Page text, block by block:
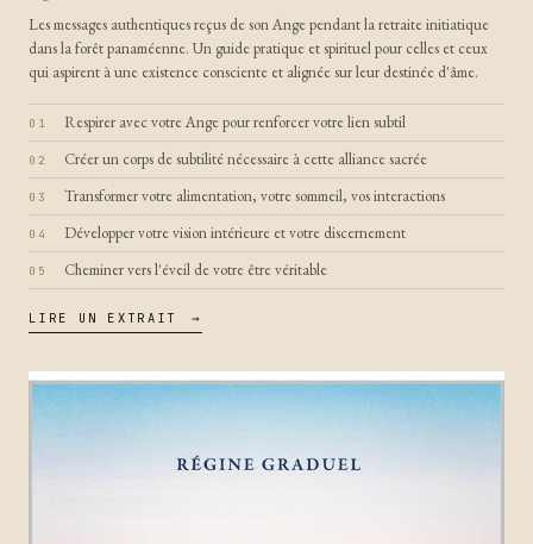
Les messages authentiques reçus de son Ange pendant la retraite initiatique
dans la forêt panaméenne. Un guide pratique et spirituel pour celles et ceux
qui aspirent à une existence consciente et alignée sur leur destinée d'âme.
Respirer avec votre Ange pour renforcer votre lien subtil
Créer un corps de subtilité nécessaire à cette alliance sacrée
Transformer votre alimentation, votre sommeil, vos interactions
Développer votre vision intérieure et votre discernement
Cheminer vers l'éveil de votre être véritable
LIRE UN EXTRAIT